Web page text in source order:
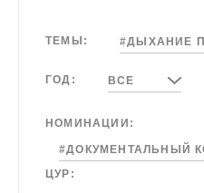
ТЕМЫ: #ДЫХАНИЕ
ГОД: ВСЕ
НОМИНАЦИИ:
#ДОКУМЕНТАЛЬНЫЙ
ЦУР: